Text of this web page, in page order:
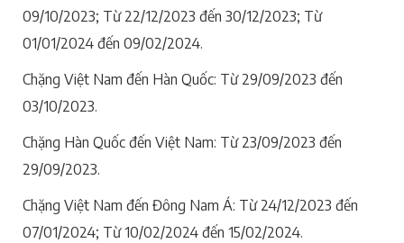
09/10/2023; Từ 22/12/2023 đến 30/12/2023; Từ
01/01/2024 đến 09/02/2024.
Chặng Việt Nam đến Hàn Quốc: Từ 29/09/2023 đến
03/10/2023.
Chặng Hàn Quốc đến Việt Nam: Từ 23/09/2023 đến
29/09/2023.
Chặng Việt Nam đến Đông Nam Á: Từ 24/12/2023 đến
07/01/2024; Từ 10/02/2024 đến 15/02/2024.